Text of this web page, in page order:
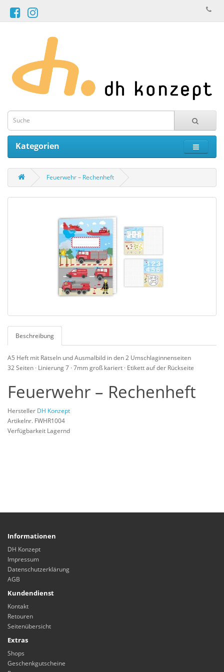
Kategorien
Feuerwehr – Rechenheft
Beschreibung
A5 Heft mit Rätseln und Ausmalbild in den 2 Umschlaginnenseiten
32 Seiten · Linierung 7 · 7mm groß kariert · Etikett auf der Rückseite
Feuerwehr – Rechenheft
Hersteller DH Konzept
Artikelnr. FWHR1004
Verfügbarkeit Lagernd
Informationen
DH Konzept
Impressum
Datenschutzerklärung
AGB
Kundendienst
Kontakt
Retouren
Seitenübersicht
Extras
Shops
Geschenkgutscheine